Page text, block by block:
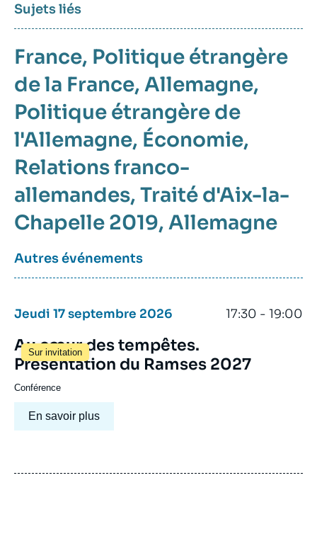
Sujets liés
France Politique étrangère
de la France Allemagne
Politique étrangère de
l'Allemagne Économie
Relations franco-
allemandes Traité d'Aix-la-
Chapelle 2019 Allemagne
Autres événements
Jeudi 17 septembre 2026 17:30 - 19:00
Sur invitation
Au cœur des tempêtes.
Présentation du Ramses 2027
Conférence
En savoir plus